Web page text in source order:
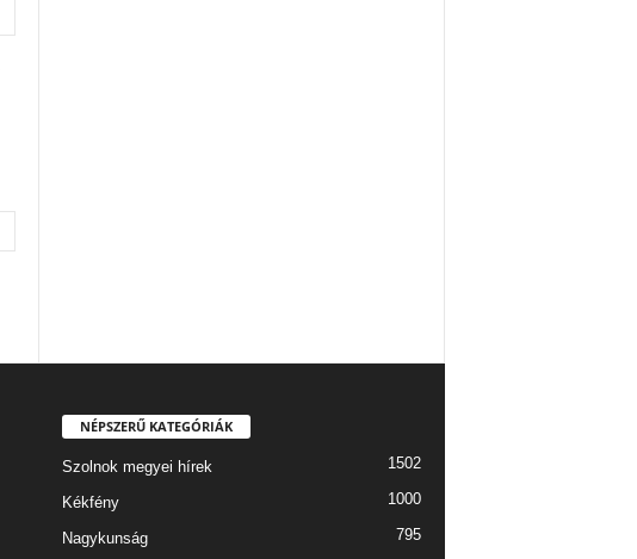
NÉPSZERŰ KATEGÓRIÁK
Szolnok megyei hírek 1502
Kékfény 1000
Nagykunság 795